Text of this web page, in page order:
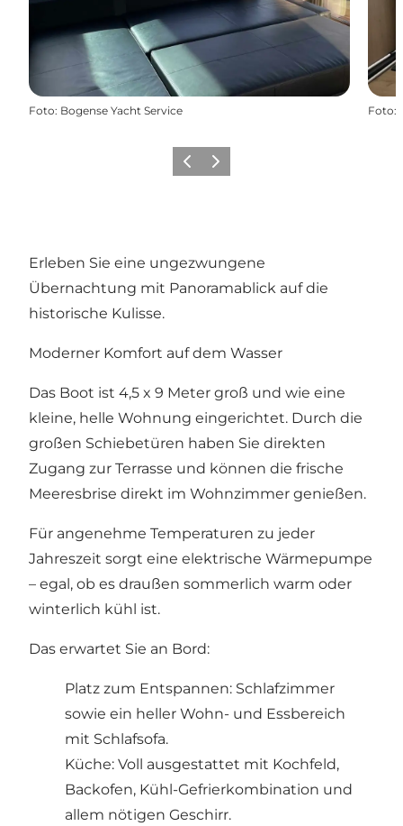
Foto: Bogense Yacht Service Foto:
Vorherige Folie
Nächste Folie
Erleben Sie eine ungezwungene
Übernachtung mit Panoramablick auf die
historische Kulisse.
Moderner Komfort auf dem Wasser
Das Boot ist 4,5 x 9 Meter groß und wie eine
kleine, helle Wohnung eingerichtet. Durch die
großen Schiebetüren haben Sie direkten
Zugang zur Terrasse und können die frische
Meeresbrise direkt im Wohnzimmer genießen.
Für angenehme Temperaturen zu jeder
Jahreszeit sorgt eine elektrische Wärmepumpe
– egal, ob es draußen sommerlich warm oder
winterlich kühl ist.
Das erwartet Sie an Bord:
Platz zum Entspannen: Schlafzimmer
sowie ein heller Wohn- und Essbereich
mit Schlafsofa.
Küche: Voll ausgestattet mit Kochfeld,
Backofen, Kühl-Gefrierkombination und
allem nötigen Geschirr.